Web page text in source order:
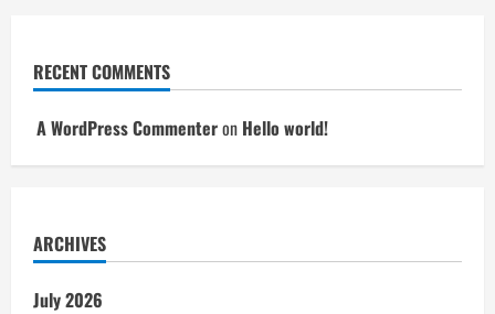
RECENT COMMENTS
A WordPress Commenteron Hello world!
ARCHIVES
July 2026